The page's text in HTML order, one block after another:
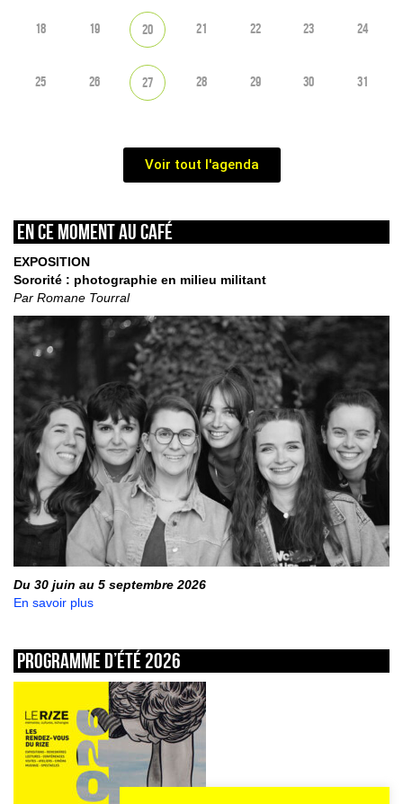
18 19 20 21 22 23 24
25 26 27 28 29 30 31
Voir tout l'agenda
En ce moment au café
EXPOSITION
Sororité : photographie en milieu militant
Par Romane Tourral
Du 30 juin au 5 septembre 2026
En savoir plus
Programme d’été 2026